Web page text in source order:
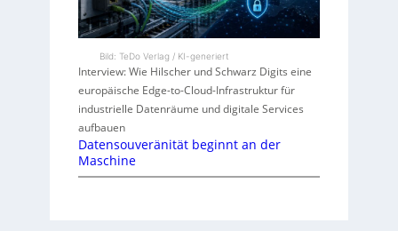
Bild: TeDo Verlag / KI-generiert
Interview: Wie Hilscher und Schwarz Digits eine
europäische Edge-to-Cloud-Infrastruktur für
industrielle Datenräume und digitale Services
aufbauen
Datensouveränität beginnt an der
Maschine